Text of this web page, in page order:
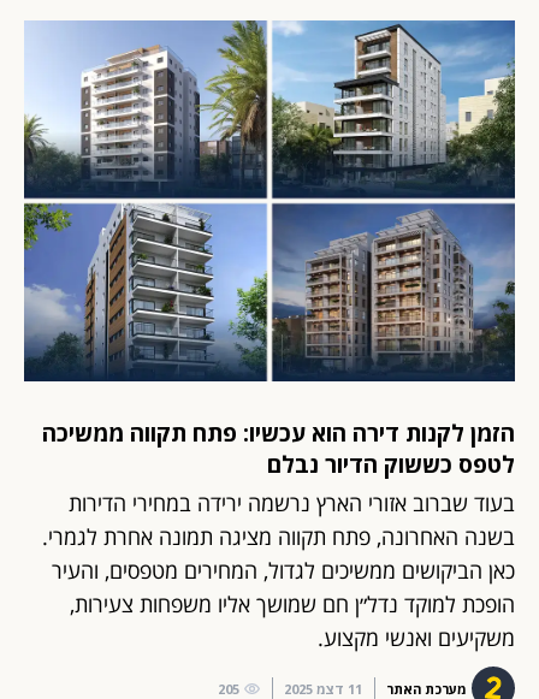
הזמן לקנות דירה הוא עכשיו: פתח תקווה ממשיכה
לטפס כששוק הדיור נבלם
בעוד שברוב אזורי הארץ נרשמה ירידה במחירי הדירות
בשנה האחרונה, פתח תקווה מציגה תמונה אחרת לגמרי.
כאן הביקושים ממשיכים לגדול, המחירים מטפסים, והעיר
הופכת למוקד נדל״ן חם שמושך אליו משפחות צעירות,
משקיעים ואנשי מקצוע.
מערכת האתר 11 דצמ 2025 205